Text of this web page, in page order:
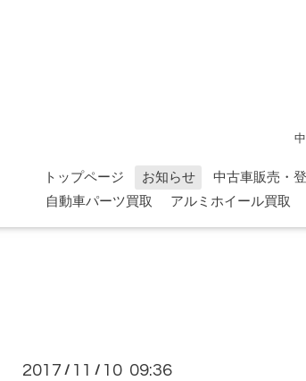
トップページ お知らせ 中古車販売・
自動車パーツ買取
アルミホイール買取
2017 / 11 / 10 09:36